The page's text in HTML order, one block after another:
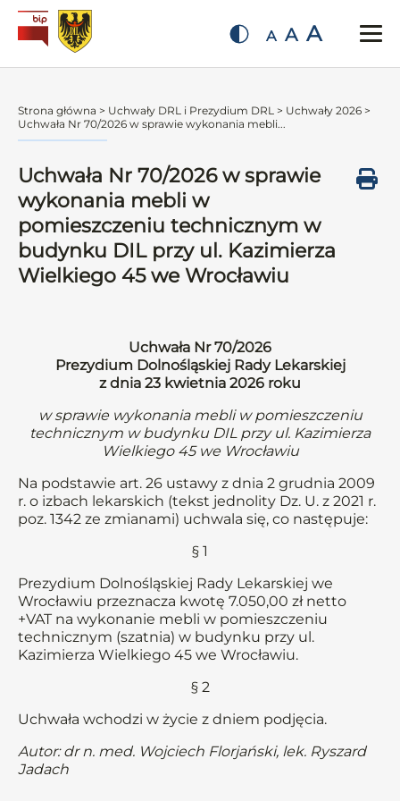
A A A
Strona główna > Uchwały DRL i Prezydium DRL > Uchwały 2026 >
Uchwała Nr 70/2026 w sprawie wykonania mebli...
Uchwała Nr 70/2026 w sprawie
wykonania mebli w
pomieszczeniu technicznym w
budynku DIL przy ul. Kazimierza
Wielkiego 45 we Wrocławiu
Uchwała Nr 70/2026
Prezydium Dolnośląskiej Rady Lekarskiej
z dnia 23 kwietnia 2026 roku
w sprawie wykonania mebli w pomieszczeniu
technicznym w budynku DIL przy ul. Kazimierza
Wielkiego 45 we Wrocławiu
Na podstawie art. 26 ustawy z dnia 2 grudnia 2009
r. o izbach lekarskich (tekst jednolity Dz. U. z 2021 r.
poz. 1342 ze zmianami) uchwala się, co następuje:
§ 1
Prezydium Dolnośląskiej Rady Lekarskiej we
Wrocławiu przeznacza kwotę 7.050,00 zł netto
+VAT na wykonanie mebli w pomieszczeniu
technicznym (szatnia) w budynku przy ul.
Kazimierza Wielkiego 45 we Wrocławiu.
§ 2
Uchwała wchodzi w życie z dniem podjęcia.
Autor: dr n. med. Wojciech Florjański, lek. Ryszard
Jadach